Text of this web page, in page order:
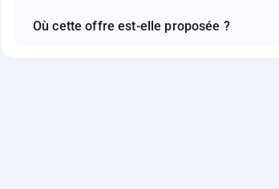
Où cette offre est-elle proposée ?